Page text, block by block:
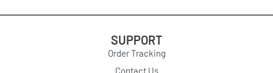
SUPPORT
Order Tracking
Contact Us